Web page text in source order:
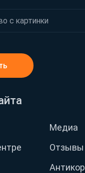
Медиа
Отзывы